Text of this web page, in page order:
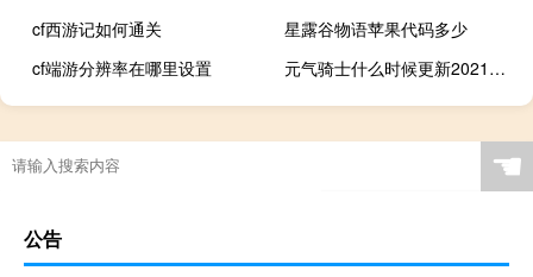
cf西游记如何通关
星露谷物语苹果代码多少
cf端游分辨率在哪里设置
元气骑士什么时候更新2021暑假版本
☚
公告